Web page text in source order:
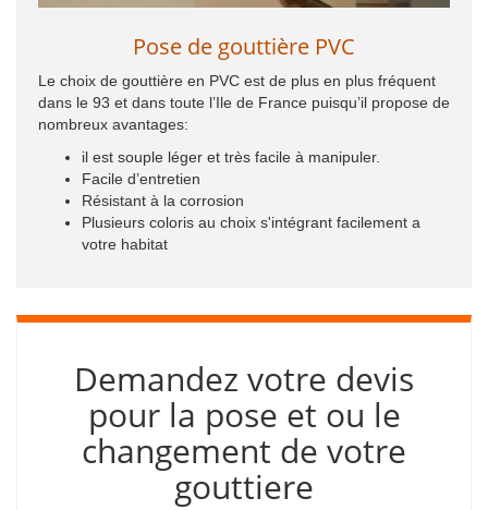
Pose de gouttière PVC
Le choix de gouttière en PVC est de plus en plus fréquent
dans le 93 et dans toute l’Ile de France puisqu’il propose de
nombreux avantages:
il est souple léger et très facile à manipuler.
Facile d’entretien
Résistant à la corrosion
Plusieurs coloris au choix s'intégrant facilement a
votre habitat
Demandez votre devis
pour la pose et ou le
changement de votre
gouttiere